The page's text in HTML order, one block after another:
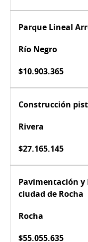
Parque Lineal
Río Negro
$10.903.365
Construcción
Rivera
$27.165.145
Pavimentación y
ciudad de Rocha
Rocha
$55.055.635